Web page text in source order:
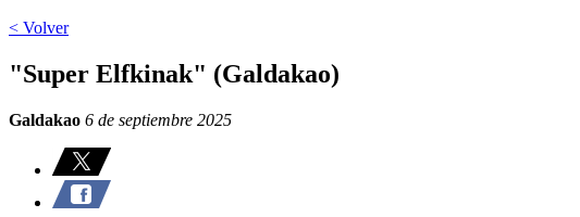
< Volver
"Super Elfkinak" (Galdakao)
Galdakao 6 de septiembre 2025